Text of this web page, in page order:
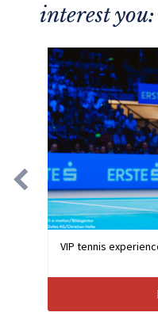
interest you:
VIP tennis